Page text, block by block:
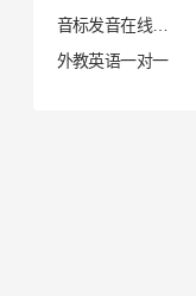
外教英语一对一